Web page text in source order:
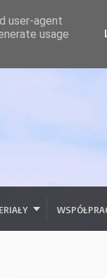
user-agent
usage